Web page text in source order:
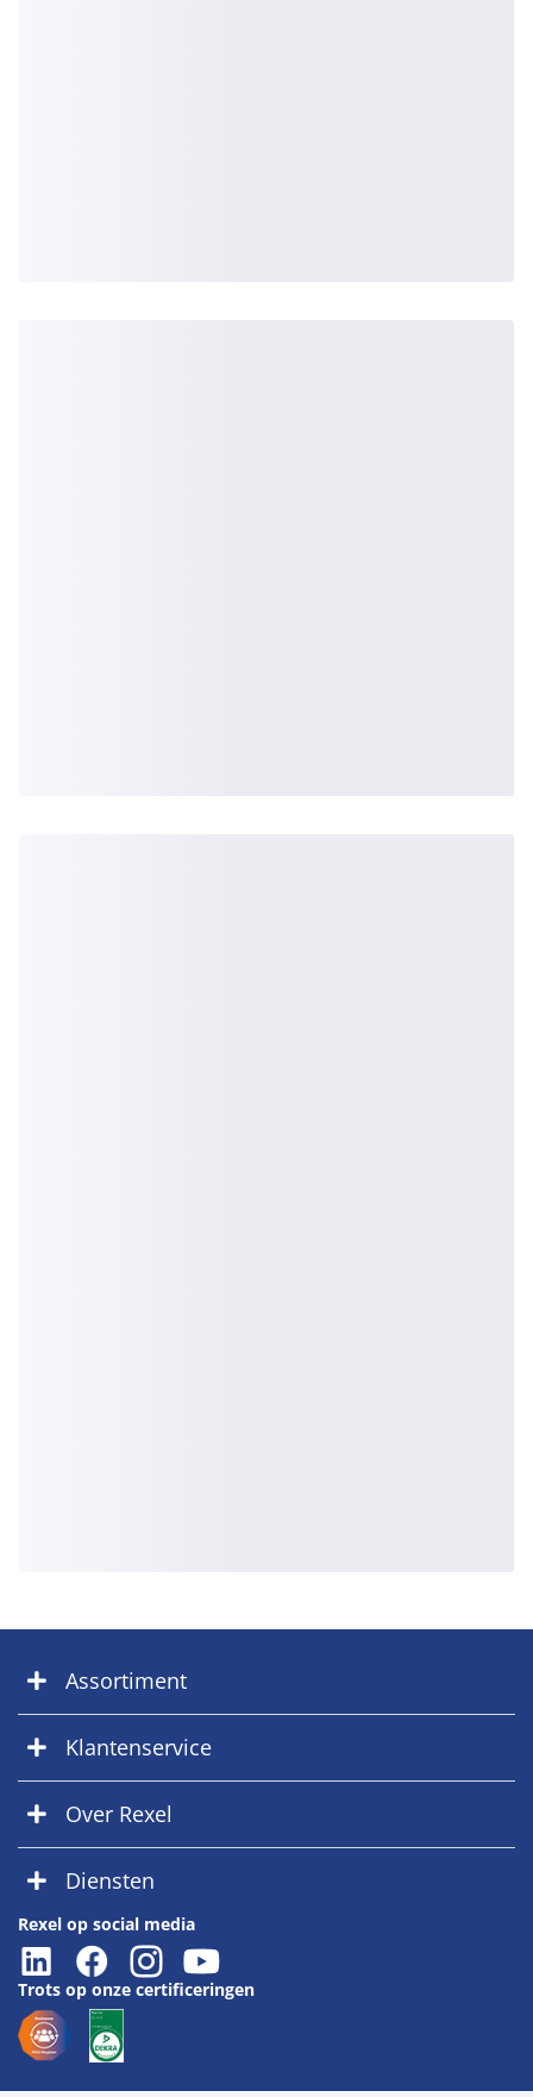
Assortiment
Klantenservice
Over Rexel
Diensten
Rexel op social media
Trots op onze certificeringen